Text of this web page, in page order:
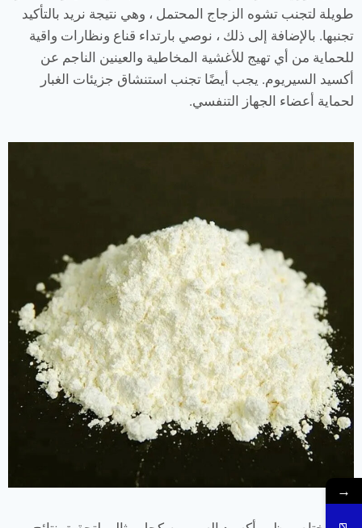
طويلة لتجنب تشوه الزجاج المحتمل ، وهي نتيجة نريد بالتأكيد
تجنبها. بالإضافة إلى ذلك ، نوصي بارتداء قناع ونظارات واقية
للحماية من أي تهيج للأغشية المخاطية والعينين الناجم عن
أكسيد السيريوم. يجب أيضًا تجنب استنشاق جزيئات الغبار
لحماية أعضاء الجهاز التنفسي.
→